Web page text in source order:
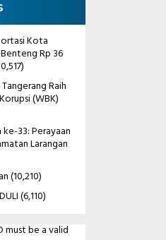
Kota
Benteng Rp 36
Raih
(WBK)
33: Perayaan
Larangan
(10,210)
(6,110)
must be a valid